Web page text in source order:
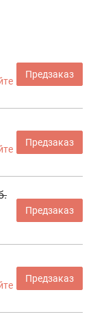
Предзаказ
Предзаказ
Предзаказ
Предзаказ